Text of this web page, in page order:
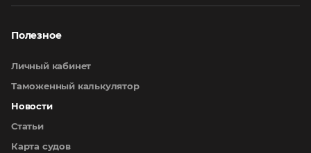
Полезное
Личный кабинет
Таможенный калькулятор
Новости
Статьи
Карта судов